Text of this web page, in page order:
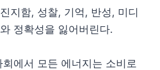
지함, 성찰, 기억, 반성, 미디
정확성을 잃어버린다.
에서 모든 에너지는 소비로